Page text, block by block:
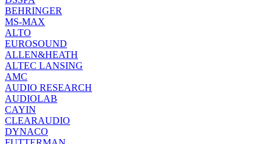
BEHRINGER
MS-MAX
ALTO
EUROSOUND
ALLEN&HEATH
ALTEC LANSING
AMC
AUDIO RESEARCH
AUDIOLAB
CAYIN
CLEARAUDIO
DYNACO